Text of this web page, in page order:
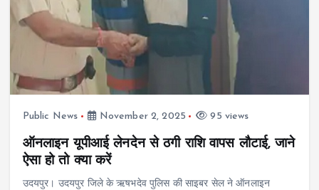
Public News November 2, 2025 95 views
ऑनलाइन यूपीआई लेनदेन से ठगी राशि वापस लौटाई, जाने
ऐसा हो तो क्या करें
उदयपुर। उदयपुर जिले के ऋषभदेव पुलिस की साइबर सेल ने ऑनलाइन